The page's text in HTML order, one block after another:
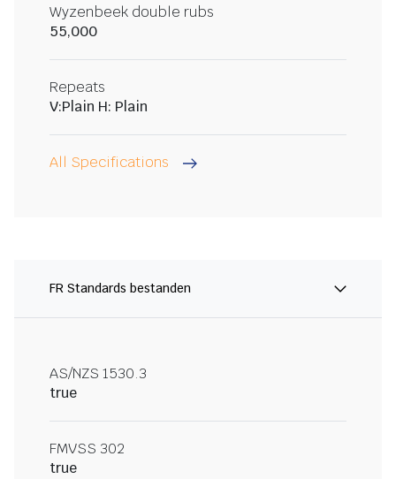
Wyzenbeek double rubs
55,000
Repeats
V:Plain H: Plain
All Specifications
FR Standards bestanden
AS/NZS 1530.3
true
FMVSS 302
true